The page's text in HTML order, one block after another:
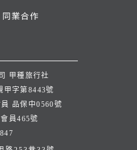
同業合作
甲種旅行社
甲字第8443號
品保中0560號
員465號